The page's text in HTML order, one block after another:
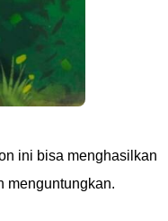
ini bisa menghasilkan
menguntungkan.